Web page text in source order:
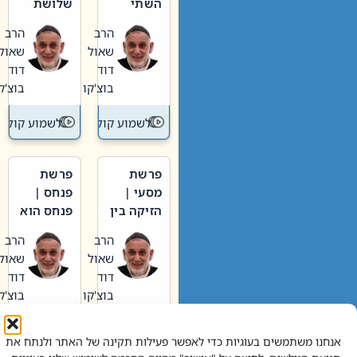
אנחנו משתמשים בעוגיות כדי לאפשר פעילות תקינה של האתר ולנתח את
וערב של
חיינו
הרב
שאול
דוד
בוצ'קו
לשמוע קול תורה – מדרש
האבות
הרב
שאול
דוד
בוצ'קו
לשמוע קול
פרשת
מסעי |
הזיקה בין
הגדול לעם הרב
שאול
דוד
בוצ'קו
לשמוע קול תורה – מדרש
פרשת
פנחס |
פנחס הוא
אליהו: בין
קנאות
הורסת
לקנאות
בונה
הרב
שאול
דוד
בוצ'קו
לשמוע קול